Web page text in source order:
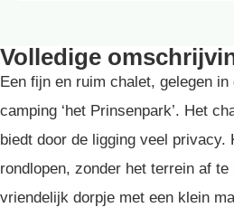
Volledige
Een fijn en ruim chalet, gelegen
camping ‘het Prinsenpark’. Het
biedt door de ligging veel privacy.
rondlopen, zonder het terrein af
vriendelijk dorpje met een klein